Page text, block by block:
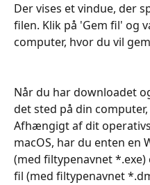
Der vises et vindue, der
filen. Klik på 'Gem fil' og
computer, hvor du vil
Når du har downloadet
det sted på din
Afhængigt af dit
macOS, har du enten en
(med filtypenavnet *.exe)
fil (med filtypenavnet